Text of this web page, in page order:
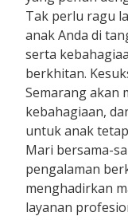
Tak perlu ragu
anak Anda di
serta
berkhitan.
Semarang akan
kebahagiaan,
untuk anak
Mari bersama-
pengalaman
menghadirkan
layanan